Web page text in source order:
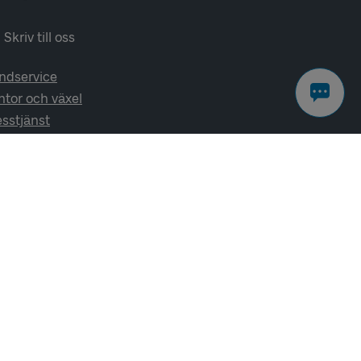
Skriv till oss
och växel